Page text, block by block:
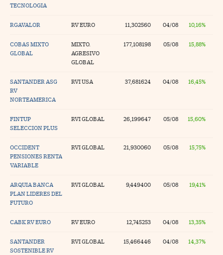
a Cinco Días
TECNOLOGIA
RGAVALOR RV EURO 11,302560 04/08 10,16%
COBAS MIXTO
GLOBAL
MIXTO.
AGRESIVO
GLOBAL
177,108198 05/08 15,88%
SANTANDER ASG
RV
NORTEAMERICA
RVI USA 37,681624 04/08 16,45%
FINTUP
SELECCION PLUS
RVI GLOBAL 26,199647 05/08 15,60%
OCCIDENT
PENSIONES RENTA
VARIABLE
RVI GLOBAL 21,930060 05/08 15,75%
ARQUIA BANCA
PLAN LIDERES DEL
FUTURO
RVI GLOBAL 9,449400 05/08 19,41%
CABK RV EURO RV EURO 12,745253 04/08 13,35%
SANTANDER
SOSTENIBLE RV
RVI GLOBAL 15,466446 04/08 14,37%